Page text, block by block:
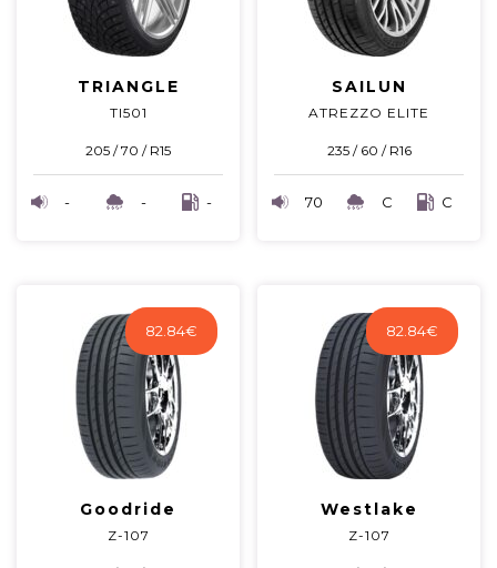
TRIANGLE
TI501
205 / 70 / R15
- - -
SAILUN
ATREZZO ELITE
235 / 60 / R16
70 C C
82.84€
Goodride
Z-107
82.84€
Westlake
Z-107